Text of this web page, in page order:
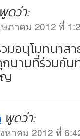
พูดว่า:
ภาคม 2012 ที่
มอนุโมทนาส
นามที่ร่วมกั
ญ
พูดว่า:
หาคม 2012 ที่